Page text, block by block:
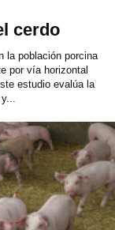
cerdo
la población porcina
por vía horizontal
estudio evalúa la